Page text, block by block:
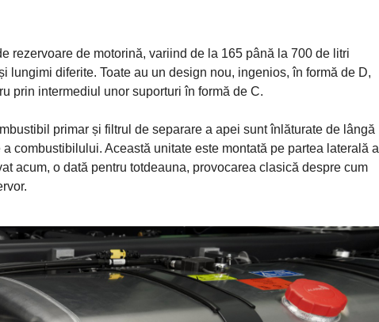
rezervoare de motorină, variind de la 165 până la 700 de litri
lungimi diferite. Toate au un design nou, ingenios, în formă de D,
prin intermediul unor suporturi în formă de C.
primar și filtrul de separare a apei sunt înlăturate de lângă
combustibilului. Această unitate este montată pe partea laterală a
acum, o dată pentru totdeauna, provocarea clasică despre cum